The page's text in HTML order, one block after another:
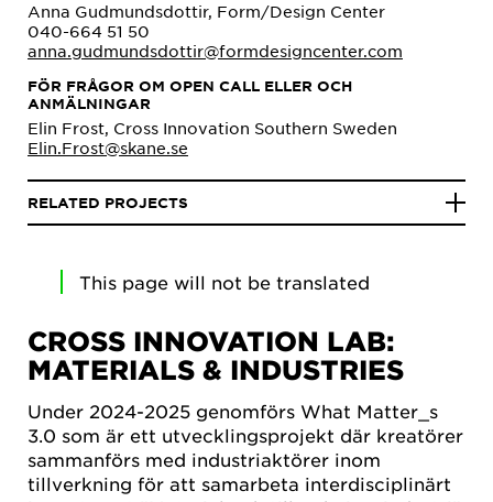
This page will not be translated
CROSS INNOVATION LAB:
MATERIALS & INDUSTRIES
Under 2024-2025 genomförs What Matter_s
3.0 som är ett utvecklingsprojekt där kreatörer
sammanförs med industriaktörer inom
tillverkning för att samarbeta interdisciplinärt
Anna Gudmundsdottir, Form/Design Center
040-664 51 50
anna.gudmundsdottir@formdesigncenter.com
FÖR FRÅGOR OM OPEN CALL ELLER OCH
ANMÄLNINGAR
Elin Frost, Cross Innovation Southern Sweden
Elin.Frost@skane.se
RELATED PROJECTS